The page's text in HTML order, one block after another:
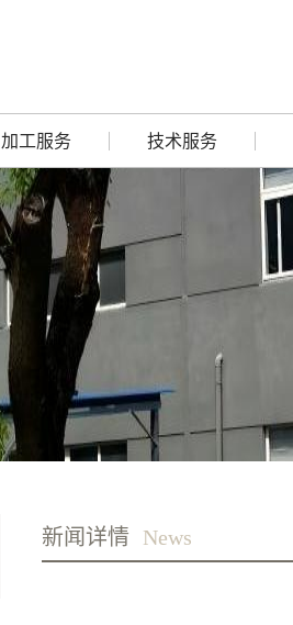
加工服务 技术服务
News
新闻详情